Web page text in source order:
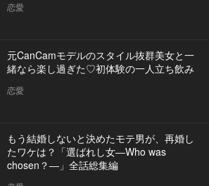
恋愛
元CanCamモデルのスタイル抜群美女と一
緒なら楽し過ぎた♡初体験の一人立ち飲み
恋愛
もう結婚しないと決めたモテ男が、再婚し
たワケは？「選ばれし女―Who was
chosen？―」全話総集編